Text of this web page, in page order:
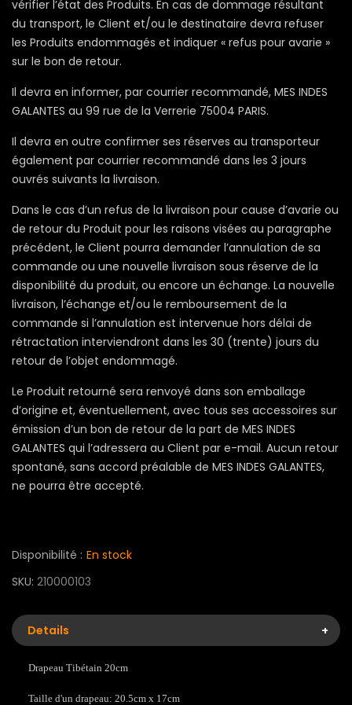
vérifier l’état des Produits. En cas de dommage résultant
du transport, le Client et/ou le destinataire devra refuser
les Produits endommagés et indiquer « refus pour avarie »
sur le bon de retour.
Il devra en informer, par courrier recommandé, MES INDES
GALANTES au 99 rue de la Verrerie 75004 PARIS.
Il devra en outre confirmer ses réserves au transporteur
également par courrier recommandé dans les 3 jours
ouvrés suivants la livraison.
Dans le cas d’un refus de la livraison pour cause d’avarie ou
de retour du Produit pour les raisons visées au paragraphe
précédent, le Client pourra demander l’annulation de sa
commande ou une nouvelle livraison sous réserve de la
disponibilité du produit, ou encore un échange. La nouvelle
livraison, l’échange et/ou le remboursement de la
commande si l’annulation est intervenue hors délai de
rétractation interviendront dans les 30 (trente) jours du
retour de l’objet endommagé.
Le Produit retourné sera renvoyé dans son emballage
d’origine et, éventuellement, avec tous ses accessoires sur
émission d’un bon de retour de la part de MES INDES
GALANTES qui l’adressera au Client par e-mail. Aucun retour
spontané, sans accord préalable de MES INDES GALANTES,
ne pourra être accepté.
Disponibilité : En stock
SKU 210000103
Details
Drapeau Tibétain 20cm
Taille d'un drapeau: 20.5cm x 17cm